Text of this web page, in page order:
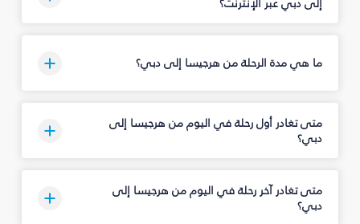
ما هي مدة الرحلة من هرجيسا إلى دبي؟
متى تغادر أول رحلة في اليوم من هرجيسا إلى
دبي؟
متى تغادر آخر رحلة في اليوم من هرجيسا إلى
دبي؟